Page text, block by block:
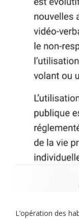
L’opération des